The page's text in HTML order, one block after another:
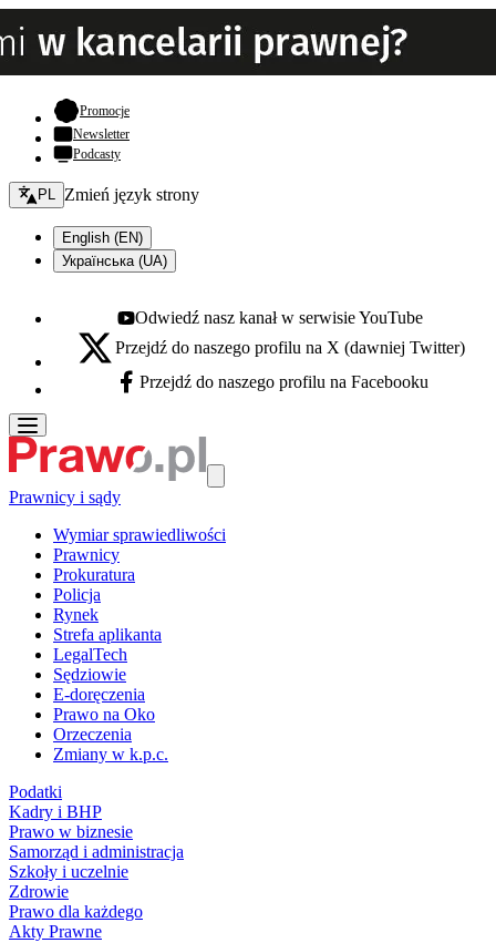
Promocje- otwiera się w nowej karcie
Newsletter
Podcasty
Zmień język - bieżący:
PL Zmień język strony
English (EN)
Українська (UA)
Youtube - otwiera się w nowej karcie
Odwiedź nasz kanał w serwisie YouTube
X - otwiera się w nowej karcie
Przejdź do naszego profilu na X (dawniej Twitter)
Facebook - otwiera się w nowej karcie
Przejdź do naszego profilu na Facebooku
Prawnicy i sądy
Wymiar sprawiedliwości
Prawnicy
Prokuratura
Policja
Rynek
Strefa aplikanta
LegalTech
Sędziowie
E-doręczenia
Prawo na Oko
Orzeczenia
Zmiany w k.p.c.
Podatki
Kadry i BHP
Prawo w biznesie
Samorząd i administracja
Szkoły i uczelnie
Zdrowie
Prawo dla każdego
Akty Prawne